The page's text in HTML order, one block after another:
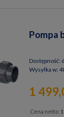
Pompa
Dostępność:
Wysyłka w:
1
Cena netto: